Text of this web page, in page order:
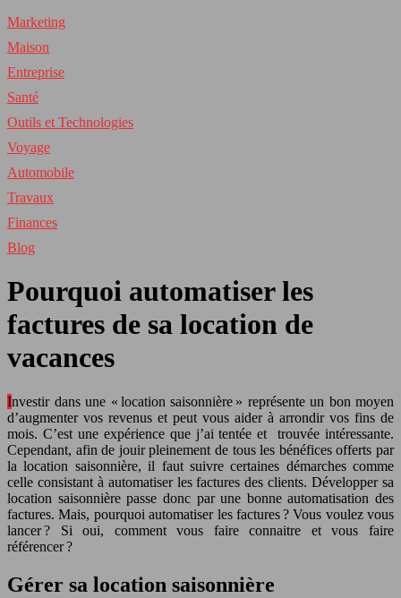
Marketing
Maison
Entreprise
Santé
Outils et Technologies
Voyage
Automobile
Travaux
Finances
Blog
Pourquoi automatiser les
factures de sa location de
vacances
Investir dans une « location saisonnière » représente un bon moyen
d’augmenter vos revenus et peut vous aider à arrondir vos fins de
mois. C’est une expérience que j’ai tentée et trouvée intéressante.
Cependant, afin de jouir pleinement de tous les bénéfices offerts par
la location saisonnière, il faut suivre certaines démarches comme
celle consistant à automatiser les factures des clients. Développer sa
location saisonnière passe donc par une bonne automatisation des
factures. Mais, pourquoi automatiser les factures ? Vous voulez vous
lancer ? Si oui, comment vous faire connaitre et vous faire
référencer ?
Gérer sa location saisonnière